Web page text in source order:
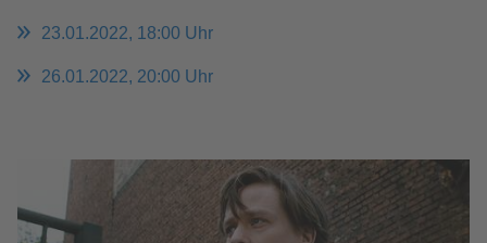
23.01.2022, 18:00 Uhr
26.01.2022, 20:00 Uhr